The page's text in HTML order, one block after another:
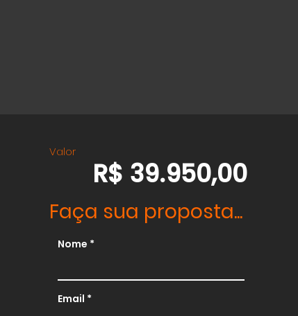
Valor
R$ 39.950,00
Faça sua proposta...
Nome
Email